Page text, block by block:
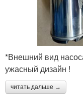
*Внешний вид
ужасный дизайн !
читать дальше →